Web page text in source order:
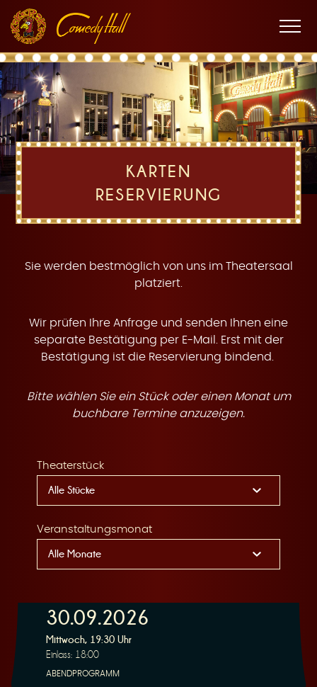
Hauptnavigation
Inhalt
Fußnavigation
K
a
r
e
R
Menü
KARTEN
RESERVIERUNG
Sie werden bestmöglich von uns im Theatersaal
platziert.
Wir prüfen Ihre Anfrage und senden Ihnen eine
separate Bestätigung per E-Mail. Erst mit der
Bestätigung ist die Reservierung bindend.
Bitte wählen Sie ein Stück oder einen Monat um
buchbare Termine anzuzeigen.
Theaterstück
Veranstaltungsmonat
30.09.2026
Mittwoch, 19:30 Uhr
Einlass: 18:00
ABENDPROGRAMM